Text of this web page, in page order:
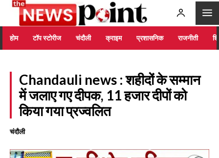
होम टॉप स्टोरीज चंदौली क्राइम प्रशासनिक राजनीती
Chandauli news : शहीदों के सम्मान
में जलाए गए दीपक, 11 हजार दीपों को
किया गया प्रज्वलित
चंदौली